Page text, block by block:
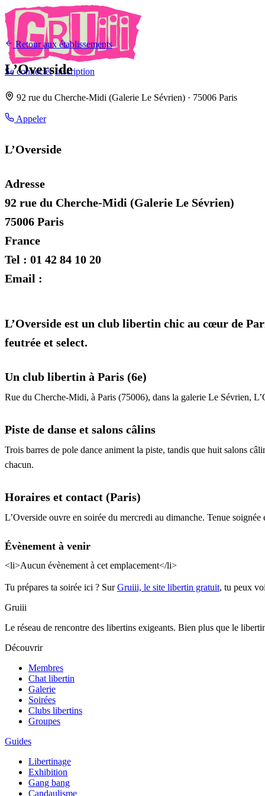
Se connecter Inscription
Retour aux établissements
L’Overside
92 rue du Cherche-Midi (Galerie Le Sévrien) · 75006 Paris
Appeler
L’Overside
Adresse
92 rue du Cherche-Midi (Galerie Le Sévrien)
75006 Paris
France
Tel : 01 42 84 10 20
Email :
L’Overside est un club libertin chic au cœur de
feutrée et select.
Un club libertin à Paris (6e)
Rue du Cherche-Midi, à Paris (75006), dans la galerie Le Sévrien,
Piste de danse et salons câlins
Trois barres de pole dance animent la piste, tandis que huit salons
chacun.
Horaires et contact (Paris)
L’Overside ouvre en soirée du mercredi au dimanche. Tenue
Évènement à venir
<li>Aucun évènement à cet emplacement</li>
Tu prépares ta soirée ici ? SurGruiii, le site libertin gratuit, tu peux
Gruiii
Le réseau de rencontre des libertins exigeants. Bien plus que le
Découvrir
Membres
Chat libertin
Galerie
Soirées
Clubs libertins
Groupes
Guides
Libertinage
Exhibition
Gang bang
Candaulisme